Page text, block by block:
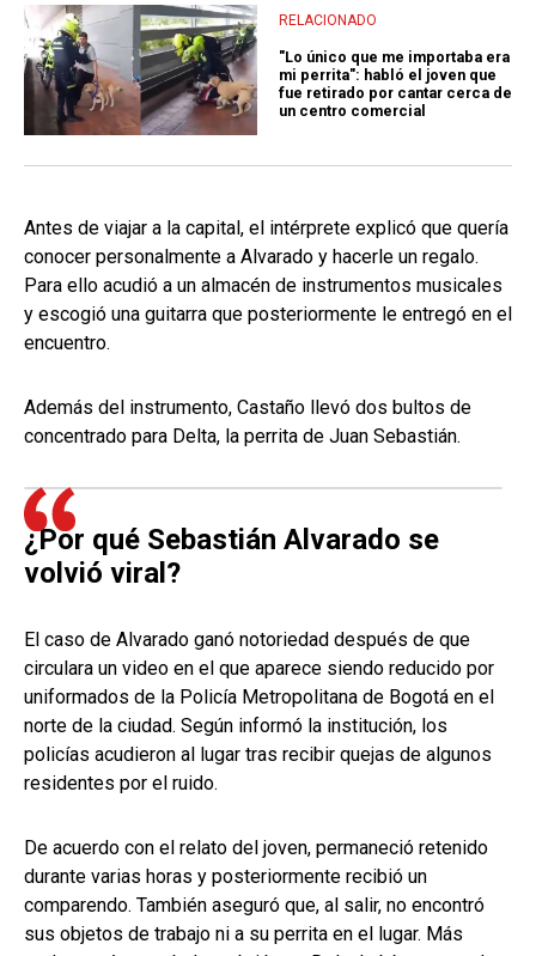
RELACIONADO
"Lo único que me importaba era
mi perrita": habló el joven que
fue retirado por cantar cerca de
un centro comercial
Antes de viajar a la capital, el intérprete explicó que quería
conocer personalmente a Alvarado y hacerle un regalo.
Para ello acudió a un almacén de instrumentos musicales
y escogió una guitarra que posteriormente le entregó en el
encuentro.
Además del instrumento, Castaño llevó dos bultos de
concentrado para Delta, la perrita de Juan Sebastián.
¿Por qué Sebastián Alvarado se
volvió viral?
El caso de Alvarado ganó notoriedad después de que
circulara un video en el que aparece siendo reducido por
uniformados de la Policía Metropolitana de Bogotá en el
norte de la ciudad. Según informó la institución, los
policías acudieron al lugar tras recibir quejas de algunos
residentes por el ruido.
De acuerdo con el relato del joven, permaneció retenido
durante varias horas y posteriormente recibió un
comparendo. También aseguró que, al salir, no encontró
sus objetos de trabajo ni a su perrita en el lugar. Más